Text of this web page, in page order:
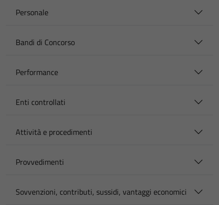
Personale
Bandi di Concorso
Performance
Enti controllati
Attività e procedimenti
Provvedimenti
Sovvenzioni, contributi, sussidi, vantaggi economici